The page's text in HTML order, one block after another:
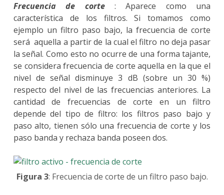
Frecuencia de corte : Aparece como una
característica de los filtros. Si tomamos como
ejemplo un filtro paso bajo, la frecuencia de corte
será aquella a partir de la cual el filtro no deja pasar
la señal. Como esto no ocurre de una forma tajante,
se considera frecuencia de corte aquella en la que el
nivel de señal disminuye 3 dB (sobre un 30 %)
respecto del nivel de las frecuencias anteriores. La
cantidad de frecuencias de corte en un filtro
depende del tipo de filtro: los filtros paso bajo y
paso alto, tienen sólo una frecuencia de corte y los
paso banda y rechaza banda poseen dos.
Figura 3: Frecuencia de corte de un filtro paso bajo.